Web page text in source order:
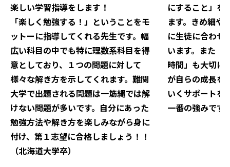
楽しい学習指導をします！
「楽しく勉強する！」ということをモ
ットーに指導してくれる先生です。幅
広い科目の中でも特に理数系科目を得
意としており、１つの問題に対して
様々な解き方を示してくれます。難関
大学で出題される問題は一筋縄では解
けない問題が多いです。自分にあった
勉強方法や解き方を楽しみながら身に
付け、第１志望に合格しましょう！！
（北海道大学卒）
にすること」を
ます。きめ細や
に生徒に合わせ
います。また「
時間」も大切に
が自らの成長を
いくサポートを
一番の強みです